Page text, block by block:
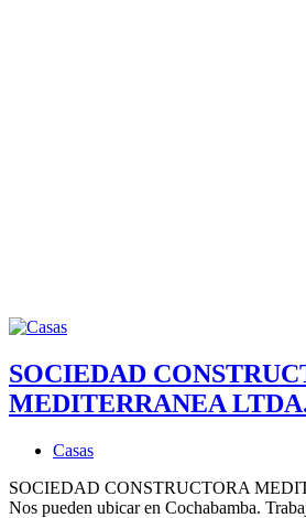
SOCIEDAD
MEDITERRANEA
Casas
SOCIEDAD CONSTRUCTORA
Nos pueden ubicar en Cochabamba.